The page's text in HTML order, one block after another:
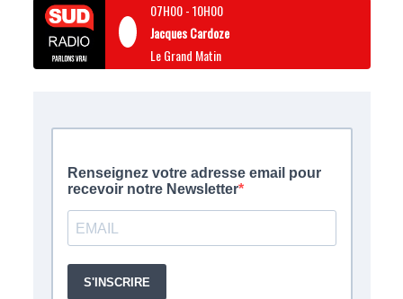
07H00-10H00
Jacques Cardoze
Le Grand Matin